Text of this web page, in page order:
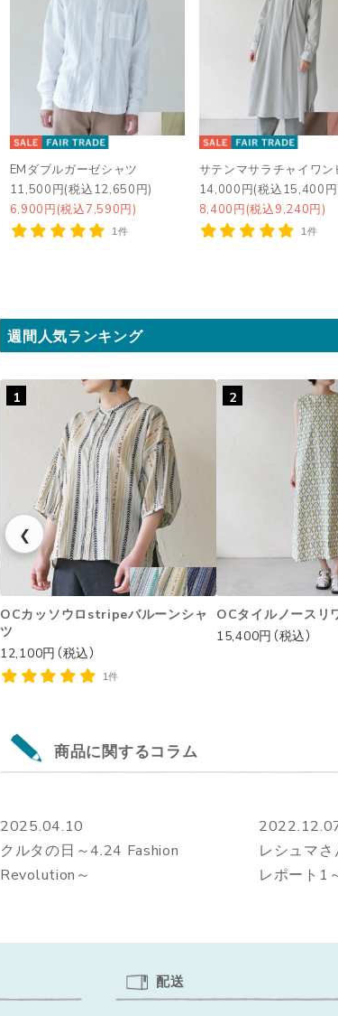
EMダブルガーゼシャツ
11,500円(税込12,650円)
6,900円(税込7,590円)
1件
サテンマサラチャイワン
14,000円(税込15,400
8,400円(税込9,240円)
1件
週間人気ランキング
❮
1
OCカッソウロstripeバルーンシャ
ツ
12,100円（税込）
1件
2
OCタイルノースリ
15,400円（税込）
商品に関するコラム
2025.04.10
クルタの日～4.24 Fashion
Revolution～
レシュマ
レポート1
配送